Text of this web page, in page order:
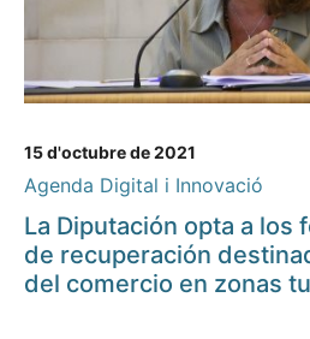
15 d'octubre de 2021
Agenda Digital i Innovació
La Diputación opta a los
de recuperación
del comercio en zonas